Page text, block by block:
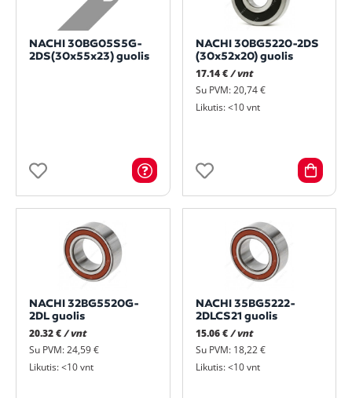
NACHI 30BG05S5G-
2DS(30x55x23) guolis
NACHI 30BG5220-2DS
(30x52x20) guolis
17.14 € / vnt
Su PVM: 20,74 €
Likutis: <10 vnt
NACHI 32BG5520G-
2DL guolis
20.32 €/ vnt
Su PVM: 24,59 €
Likutis: <10 vnt
NACHI 35BG5222-
2DLCS21 guolis
15.06 € / vnt
Su PVM: 18,22 €
Likutis: <10 vnt